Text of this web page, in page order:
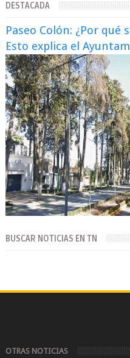
DESTACADA
Paseo Colón: ¿Por
Esto explica el
BUSCAR NOTICIAS EN TN
OTRAS NOTICIAS